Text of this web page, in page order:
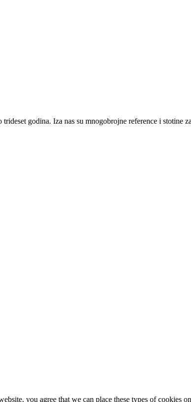
godina. Iza nas su mnogobrojne reference i stotine
you agree that we can place these types of cookies